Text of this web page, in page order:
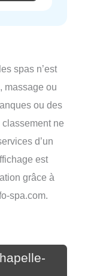
spas n’est
massage ou
ou des
classement ne
d’un
est
grâce à
spa.com.